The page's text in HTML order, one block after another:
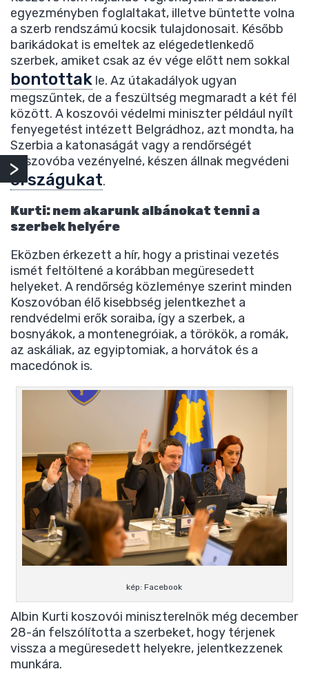
egyezményben foglaltakat, illetve büntette volna
a szerb rendszámú kocsik tulajdonosait. Később
barikádokat is emeltek az elégedetlenkedő
szerbek, amiket csak az év vége előtt nem sokkal
bontottak le. Az útakadályok ugyan
megszűntek, de a feszültség megmaradt a két fél
között. A koszovói védelmi miniszter például nyílt
fenyegetést intézett Belgrádhoz, azt mondta, ha
Szerbia a katonaságát vagy a rendőrségét
Koszovóba vezényelné, készen állnak megvédeni
országukat.
Kurti: nem akarunk albánokat tenni a
szerbek helyére
Eközben érkezett a hír, hogy a pristinai vezetés
ismét feltöltené a korábban megüresedett
helyeket. A rendőrség közleménye szerint minden
Koszovóban élő kisebbség jelentkezhet a
rendvédelmi erők soraiba, így a szerbek, a
bosnyákok, a montenegróiak, a törökök, a romák,
az askáliak, az egyiptomiak, a horvátok és a
macedónok is.
kép: Facebook
Albin Kurti koszovói miniszterelnök még december
28-án felszólította a szerbeket, hogy térjenek
vissza a megüresedett helyekre, jelentkezzenek
munkára.